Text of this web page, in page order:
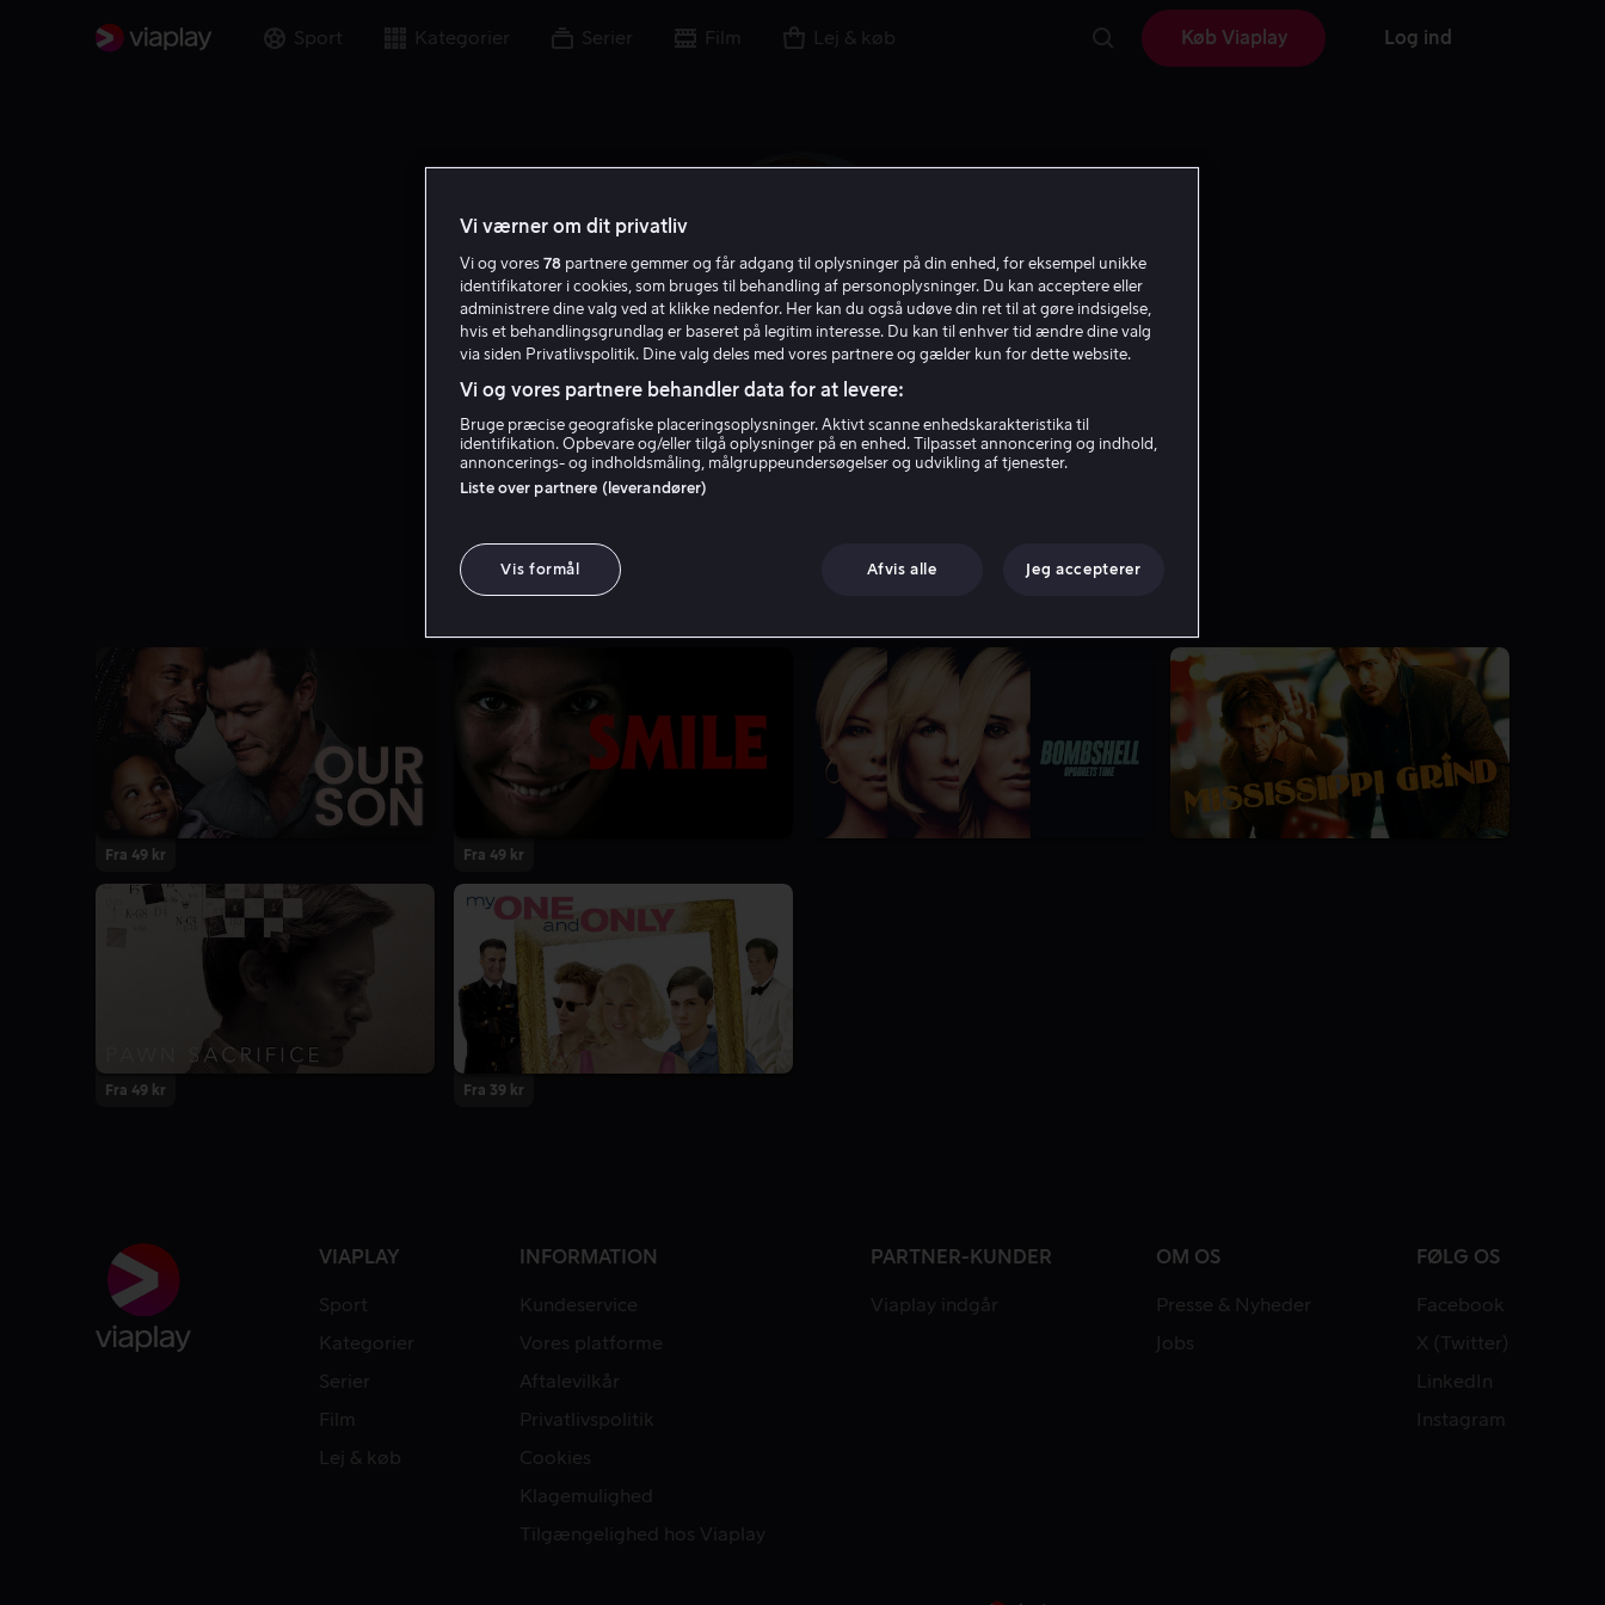
Sport Kategorier Serier Film Lej & køb Køb Viaplay Log ind
Robin Weigert
Fra 49 kr Fra 49 kr
Fra 49 kr Fra 39 kr
VIAPLAY
Sport
Kategorier
Serier
Film
Lej & køb
INFORMATION
Kundeservice
Vores platforme
Aftalevilkår
Privatlivspolitik
Cookies
Klagemulighed
Tilgængelighed hos Viaplay
PARTNER-KUNDER
Viaplay indgår
OM OS
Presse & Nyheder
Jobs
FØLG OS
Facebook
X (Twitter)
LinkedIn
Instagram
Vi værner om dit privatliv
Vi og vores 78 partnere gemmer og får adgang til oplysninger på din enhed, for eksempel unikke
identifikatorer i cookies, som bruges til behandling af personoplysninger. Du kan acceptere eller
administrere dine valg ved at klikke nedenfor. Her kan du også udøve din ret til at gøre indsigelse,
hvis et behandlingsgrundlag er baseret på legitim interesse. Du kan til enhver tid ændre dine valg
via siden Privatlivspolitik. Dine valg deles med vores partnere og gælder kun for dette website.
Vi og vores partnere behandler data for at levere:
Bruge præcise geografiske placeringsoplysninger. Aktivt scanne enhedskarakteristika til
identifikation. Opbevare og/eller tilgå oplysninger på en enhed. Tilpasset annoncering og indhold,
annoncerings- og indholdsmåling, målgruppeundersøgelser og udvikling af tjenester.
Liste over partnere (leverandører)
Vis formål Afvis alle Jeg accepterer